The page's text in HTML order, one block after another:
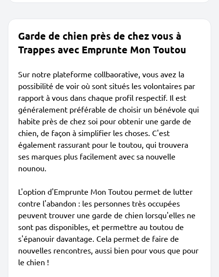
Garde de chien près de chez vous à
Trappes avec Emprunte Mon Toutou
Sur notre plateforme collbaorative, vous avez la
possibilité de voir où sont situés les volontaires par
rapport à vous dans chaque profil respectif. Il est
généralement préférable de choisir un bénévole qui
habite près de chez soi pour obtenir une garde de
chien, de façon à simplifier les choses. C'est
également rassurant pour le toutou, qui trouvera
ses marques plus facilement avec sa nouvelle
nounou.
L'option d'Emprunte Mon Toutou permet de lutter
contre l'abandon : les personnes très occupées
peuvent trouver une garde de chien lorsqu'elles ne
sont pas disponibles, et permettre au toutou de
s'épanouir davantage. Cela permet de faire de
nouvelles rencontres, aussi bien pour vous que pour
le chien !